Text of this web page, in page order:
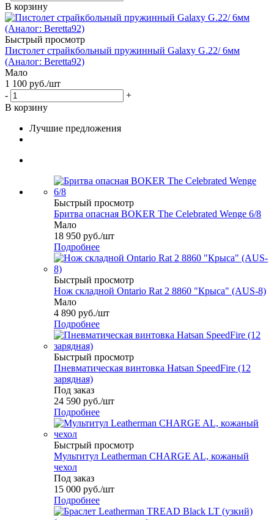
В корзину
Быстрый просмотр
Пистолет страйкбольный пружинный Galaxy G.22/ 6мм
(Аналог: Beretta92)
Мало
1 100 руб./шт
-
+
В корзину
Лучшие предложения
Быстрый просмотр
Бритва опасная BOKER The Celebrated Wenge 6/8
Мало
18 950 руб./шт
Подробнее
Быстрый просмотр
Нож складной Ontario Rat 2 8860 "Крыса" (AUS-8)
Мало
4 890 руб./шт
Подробнее
Быстрый просмотр
Пневматическая винтовка Hatsan SpeedFire (12
зарядная)
Под заказ
24 590 руб./шт
Подробнее
Быстрый просмотр
Мультитул Leatherman CHARGE AL, кожаный
чехол
Под заказ
15 000 руб./шт
Подробнее